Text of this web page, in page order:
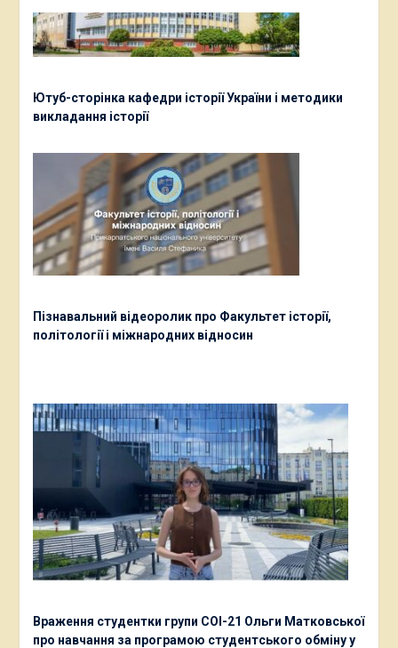
Ютуб-сторінка кафедри історії України і методики
викладання історії
Пізнавальний відеоролик про Факультет історії,
політології і міжнародних відносин
Враження студентки групи СОІ-21 Ольги Матковської
про навчання за програмою студентського обміну у